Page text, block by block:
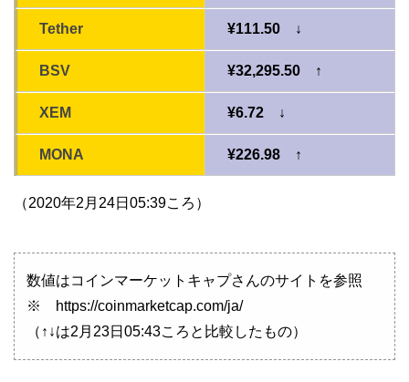
Tether ¥111.50 ↓
BSV ¥32,295.50 ↑
XEM ¥6.72 ↓
MONA ¥226.98 ↑
（2020年2月24日05:39ころ）
数値はコインマーケットキャプさんのサイトを参照
※ https://coinmarketcap.com/ja/
（↑↓は2月23日05:43ころと比較したもの）